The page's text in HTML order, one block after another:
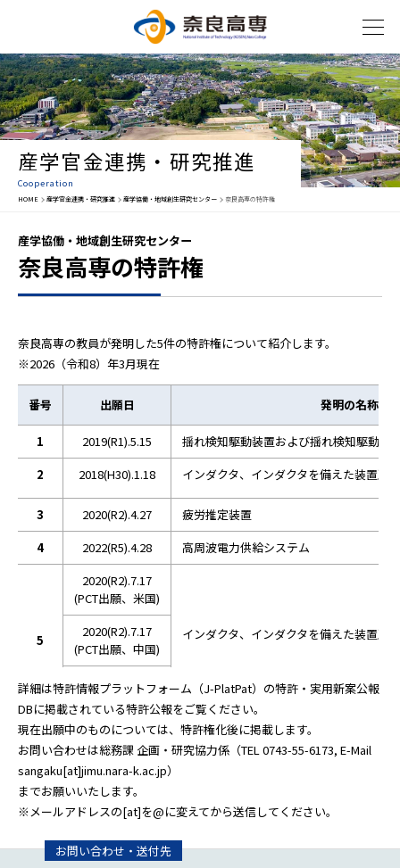
産学官金連携・研究推進
Cooperation
HOME 産学官金連携・研究推進 産学協働・地域創生研究センター 奈良高専の特許権
産学協働・地域創生研究センター
奈良高専の特許権
奈良高専の教員が発明した5件の特許権について紹介します。
※2026（令和8）年3月現在
番号 出願日 発明の名称
1 2019(R1).5.15
揺れ検知駆動装置および揺れ検知駆動方
2
2018(H30).1.18 インダクタ、インダクタを備えた装置及
3 2020(R2).4.27
疲労推定装置
4
2022(R5).4.28 高周波電力供給システム
5
2020(R2).7.17
(PCT出願、米国)
インダクタ、インダクタを備えた装置及
2020(R2).7.17
(PCT出願、中国)
2020(R2).7.16
(PCT出願、韓国)
詳細は特許情報プラットフォーム（J-PlatPat）の特許・実用新案公報
DBに掲載されている特許公報をご覧ください。
現在出願中のものについては、特許権化後に掲載します。
お問い合わせは総務課 企画・研究協力係（TEL 0743-55-6173, E-Mail
sangaku[at]jimu.nara-k.ac.jp）
までお願いいたします。
※メールアドレスの[at]を@に変えてから送信してください。